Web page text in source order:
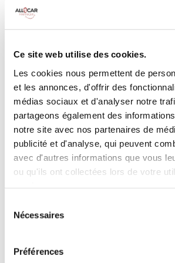
Ce site web utilise des cookies.
Les cookies nous permettent de
et les annonces, d'offrir des
médias sociaux et d'analyser notre
partageons également des
notre site avec nos partenaires de
publicité et d'analyse, qui peuvent
avec d'autres informations que vous
ou qu'ils ont collectées lors de votre
Nécessaires
Préférences
3 Valises
INCLUS À LA
Killométrage illimité
Assurance tous risques (hors franchise)
Carburant : plein à rendre plein
CONDITIONS DE
Age minimum :20 ans
ASSURANCE